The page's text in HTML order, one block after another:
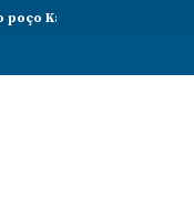
Katambi-2 do bloco 24